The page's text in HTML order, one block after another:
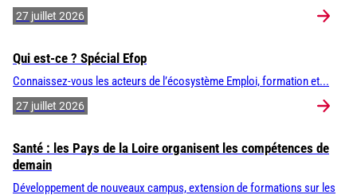
27 juillet 2026
Qui est-ce ? Spécial Efop
Connaissez-vous les acteurs de l’écosystème Emploi, formation et...
27 juillet 2026
Santé : les Pays de la Loire organisent les compétences de
demain
Développement de nouveaux campus, extension de formations sur les